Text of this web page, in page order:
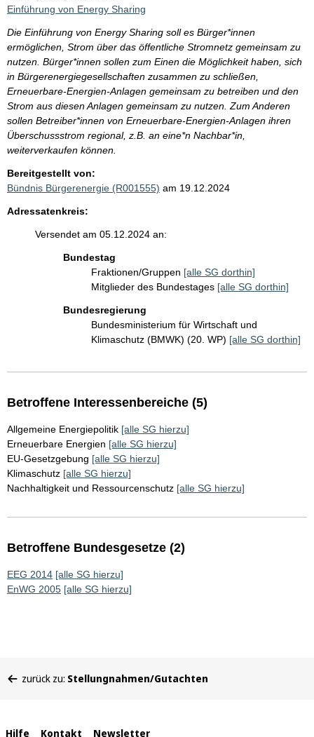
Einführung von Energy Sharing
Die Einführung von Energy Sharing soll es Bürger*innen
ermöglichen, Strom über das öffentliche Stromnetz gemeinsam zu
nutzen. Bürger*innen sollen zum Einen die Möglichkeit haben, sich
in Bürgerenergiegesellschaften zusammen zu schließen,
Erneuerbare-Energien-Anlagen gemeinsam zu betreiben und den
Strom aus diesen Anlagen gemeinsam zu nutzen. Zum Anderen
sollen Betreiber*innen von Erneuerbare-Energien-Anlagen ihren
Überschussstrom regional, z.B. an eine*n Nachbar*in,
weiterverkaufen können.
Bereitgestellt von:
Bündnis Bürgerenergie (R001555) am 19.12.2024
Adressatenkreis:
Versendet am 05.12.2024 an:
Bundestag
Fraktionen/Gruppen [alle SG dorthin]
Mitglieder des Bundestages [alle SG dorthin]
Bundesregierung
Bundesministerium für Wirtschaft und
Klimaschutz (BMWK) (20. WP) [alle SG dorthin]
Betroffene Interessenbereiche (5)
Allgemeine Energiepolitik [alle SG hierzu]
Erneuerbare Energien [alle SG hierzu]
EU-Gesetzgebung [alle SG hierzu]
Klimaschutz [alle SG hierzu]
Nachhaltigkeit und Ressourcenschutz [alle SG hierzu]
Betroffene Bundesgesetze (2)
EEG 2014 [alle SG hierzu]
EnWG 2005 [alle SG hierzu]
befinden
zurück zu: Stellungnahmen/Gutachten
Hilfe Kontakt Newsletter